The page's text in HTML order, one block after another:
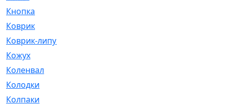
Кнопка
Коврик
Коврик-липучка
Кожух
Коленвал
Колодки
Колпаки